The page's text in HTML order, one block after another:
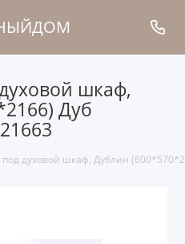
шкаф,
Дуб
духовой шкаф, Дублин